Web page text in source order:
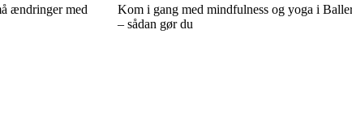
ændringer med
Kom i gang med mindfulness og yoga i
– sådan gør du